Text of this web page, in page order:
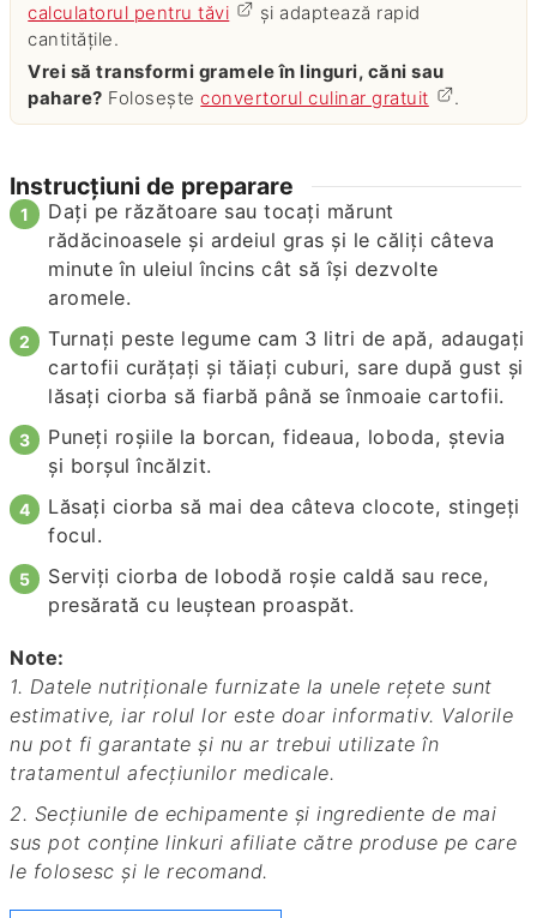
calculatorul pentru tăvi
și adaptează rapid
cantitățile.
Vrei să transformi gramele în linguri, căni sau
pahare? Foloseșteconvertorul culinar gratuit .
Instrucțiuni de preparare
Dați pe răzătoare sau tocați mărunt
rădăcinoasele și ardeiul gras și le căliți câteva
minute în uleiul încins cât să își dezvolte
aromele.
Turnați peste legume cam 3 litri de apă, adaugați
cartofii curățați și tăiați cuburi, sare după gust și
lăsați ciorba să fiarbă până se înmoaie cartofii.
Puneți roșiile la borcan, fideaua, loboda, ștevia
și borșul încălzit.
Lăsați ciorba să mai dea câteva clocote, stingeți
focul.
Serviți ciorba de lobodă roșie caldă sau rece,
presărată cu leuștean proaspăt.
Note:
1. Datele nutriționale furnizate la unele rețete sunt
estimative, iar rolul lor este doar informativ. Valorile
nu pot fi garantate și nu ar trebui utilizate în
tratamentul afecțiunilor medicale.
2. Secțiunile de echipamente și ingrediente de mai
sus pot conține linkuri afiliate către produse pe care
le folosesc și le recomand.